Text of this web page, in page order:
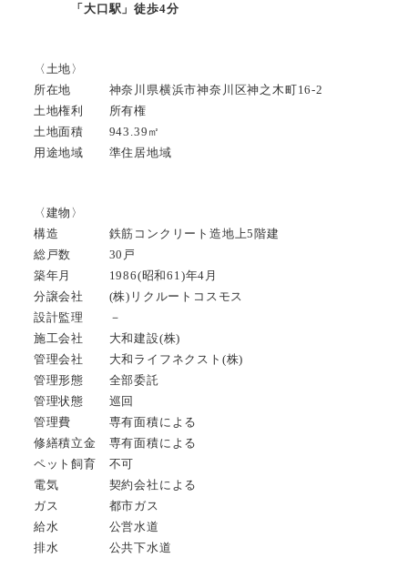
「大口駅」徒歩4分
〈土地〉
所在地 神奈川県横浜市神奈川区神之木町16-2
土地権利 所有権
土地面積 943.39㎡
用途地域 準住居地域
〈建物〉
構造 鉄筋コンクリート造地上5階建
総戸数 30戸
築年月 1986(昭和61)年4月
分譲会社 (株)リクルートコスモス
設計監理 －
施工会社 大和建設(株)
管理会社 大和ライフネクスト(株)
管理形態 全部委託
管理状態 巡回
管理費 専有面積による
修繕積立金 専有面積による
ペット飼育 不可
電気 契約会社による
ガス 都市ガス
給水 公営水道
排水 公共下水道